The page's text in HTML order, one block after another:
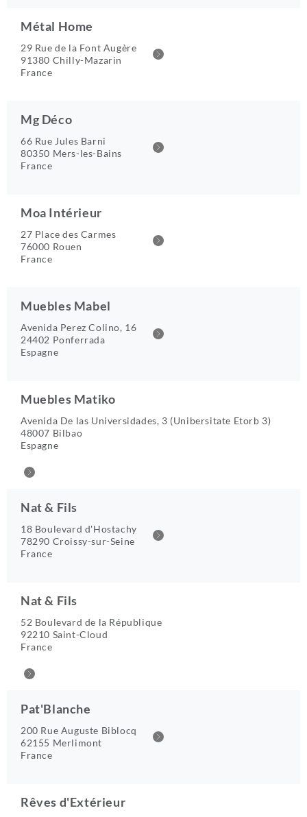
Métal Home
29 Rue de la Font Augère
91380 Chilly-Mazarin
France
Mg Déco
66 Rue Jules Barni
80350 Mers-les-Bains
France
Moa Intérieur
27 Place des Carmes
76000 Rouen
France
Muebles Mabel
Avenida Perez Colino, 16
24402 Ponferrada
Espagne
Muebles Matiko
Avenida De las Universidades, 3 (Unibersitate Etorb 3)
48007 Bilbao
Espagne
Nat & Fils
18 Boulevard d'Hostachy
78290 Croissy-sur-Seine
France
Nat & Fils
52 Boulevard de la République
92210 Saint-Cloud
France
Pat'Blanche
200 Rue Auguste Biblocq
62155 Merlimont
France
Rêves d'Extérieur